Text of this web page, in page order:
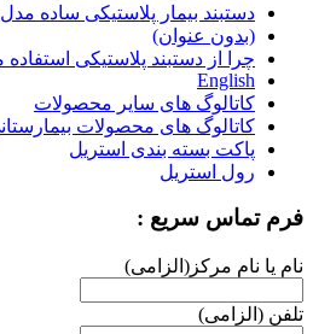
دستبند بیمار پلاستیکی ساده
(بدون عنوان)
چرا از دستبند پلاستیکی
English
کاتالوگ های سایر محصولات
کاتالوگ های محصولات
پاکت بسته بندی استریل
رول استریل
فرم تماس سریع :
نام یا نام مرکز(الزامی)
تلفن (الزامی)